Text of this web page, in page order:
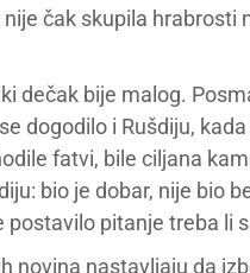
čak skupila hrabrosti
dečak bije malog.
dogodilo i Rušdiju,
fatvi, bile ciljana
bio je dobar, nije bio
postavilo pitanje treba li
novina nastavljaju da